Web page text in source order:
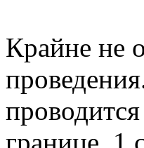
Крайне не